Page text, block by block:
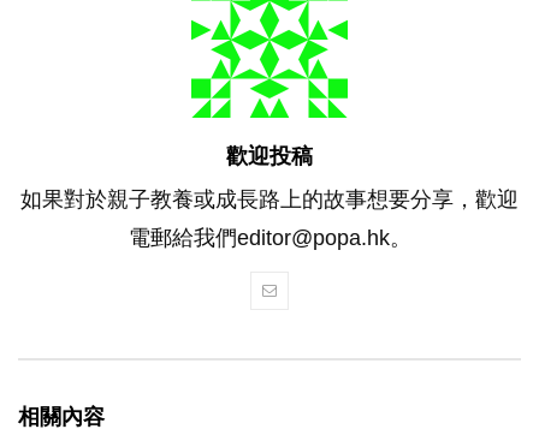
歡迎投稿
如果對於親子教養或成長路上的故事想要分享，歡迎
電郵給我們editor@popa.hk。
相關內容